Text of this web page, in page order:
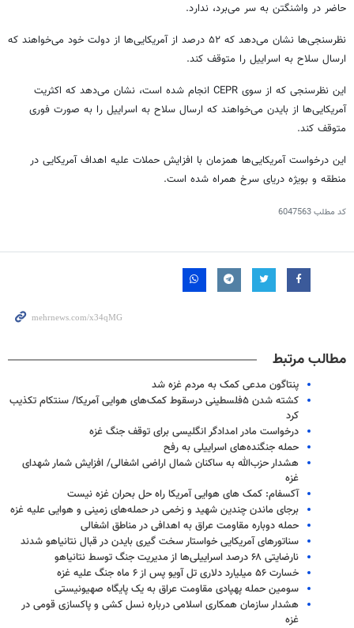
حاضر در واشنگتن به سر می‌برد، ندارد.
نظرسنجی‌ها نشان می‌دهد که ۵۲ درصد از آمریکایی‌ها از دولت خود می‌خواهند که
ارسال سلاح به اسراییل را متوقف کند.
این نظرسنجی که از سوی CEPR انجام شده است، نشان می‌دهد که اکثریت
آمریکایی‌ها از بایدن می‌خواهند که ارسال سلاح به اسراییل را به صورت فوری
متوقف کند.
این درخواست آمریکایی‌ها همزمان با افزایش حملات علیه اهداف آمریکایی در
منطقه و بویژه دریای سرخ همراه شده است.
کد مطلب6047563
مطالب مرتبط
پنتاگون مدعی کمک به مردم غزه شد
کشته شدن ۵فلسطینی درسقوط کمک‌های هوایی آمریکا/ سنتکام تکذیب
کرد
درخواست مادر امدادگر انگلیسی برای توقف جنگ غزه
حمله جنگنده‌های اسراییلی به رفح
هشدار حزب‌الله به ساکنان شمال اراضی اشغالی/ افزایش شمار شهدای
غزه
آکسفام: کمک های هوایی آمریکا راه حل بحران غزه نیست
برجای ماندن چندین شهید و زخمی در حمله‌های زمینی و هوایی علیه غزه
حمله دوباره مقاومت عراق به اهدافی در مناطق اشغالی
سناتورهای آمریکایی خواستار سخت گیری بایدن در قبال نتانیاهو شدند
نارضایتی ۶۸ درصد اسراییلی‌ها از مدیریت جنگ توسط نتانیاهو
خسارت ۵۶ میلیارد دلاری تل آویو پس از ۶ ماه جنگ علیه غزه
سومین حمله پهپادی مقاومت عراق به یک پایگاه صهیونیستی
هشدار سازمان همکاری اسلامی درباره نسل کشی و پاکسازی قومی در
غزه